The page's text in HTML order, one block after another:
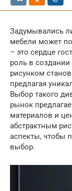
Задумывались
мебели может
– это сердце
роль в
рисунком
предлагая
Выбор такого
рынок
материалов и
абстрактным
аспекты, чтобы
выбор.